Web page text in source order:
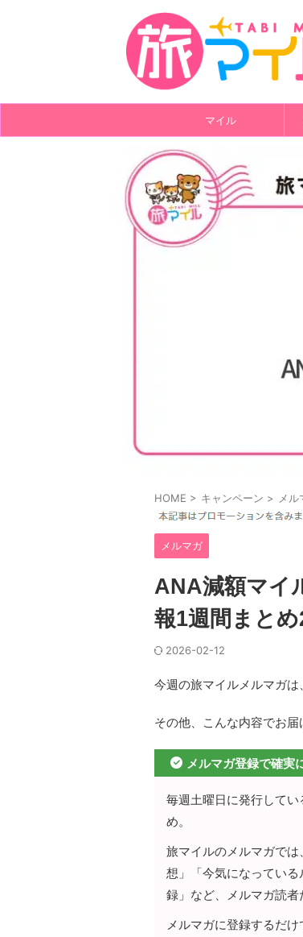
マイル
HOME > キャンペーン > メル
メルマガ
ANA減額マイ
報1週間まとめ
2026-02-12
今週の旅マイルメルマガ
その他、こんな内容でお届
メルマガ登録で確実
毎週土曜日に発行して
め。
旅マイルのメルマガで
想」「今気になってい
録」など、メルマガ読者
メルマガに登録するだけ